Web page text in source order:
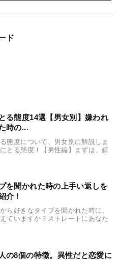
ド
る態度14選【男女別】嫌われ
時の...
態度について、男女別に解説しま
とる態度！【男性編】まずは、嫌
を聞かれた時の上手い返しを
介！
ら好きなタイプを聞かれた時に、
ていますか？ストレートにあなた
の8個の特徴。異性だと恋愛に